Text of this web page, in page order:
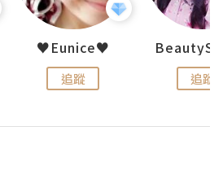
♥Eunice♥
追蹤 追蹤